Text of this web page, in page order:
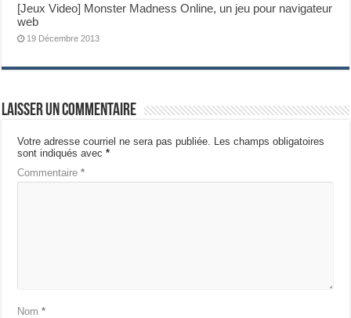
[Jeux Video] Monster Madness Online, un jeu pour navigateur
web
19 Décembre 2013
Laisser un commentaire
Votre adresse courriel ne sera pas publiée.
Les champs obligatoires
sont indiqués avec*
Commentaire*
Nom*